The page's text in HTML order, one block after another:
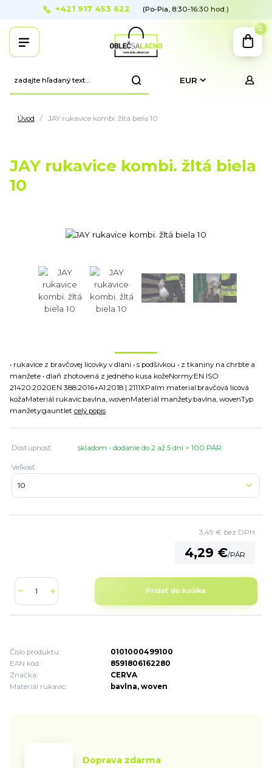
EUR
+421 917 453 622 (Po-Pia, 8:30-16:30 hod.)
0
Úvod JAY rukavice kombi. žltá biela 10
JAY rukavice kombi. žltá biela
10
• rukavice z bravčovej lícovky v dlani • s podšívkou • z tkaniny na chrbte a
manžete • dlaň zhotovená z jedného kusa kožeNormy:EN ISO
21420:2020EN 388:2016+A1:2018 | 2111XPalm material:bravčová lícová
kožaMateriál rukavíc:bavlna, wovenMateriál manžety:bavlna, wovenTyp
manžety:gauntlet celý popis
Dostupnosť skladom - dodanie do 2 až 5 dní > 100 PÁR
Veľkosť
4,29 €/PÁR
3,49 € bez DPH
Pridať do košíka
Číslo produktu:
0101000499100
EAN kód:
8591806162280
Značka:
CERVA
Materiál rukavíc:
bavlna, woven
Doprava zdarma